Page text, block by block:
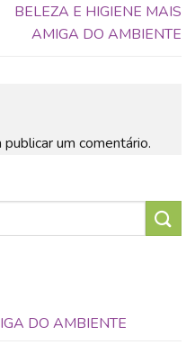
BELEZA E HIGIENE MAIS
AMIGA DO AMBIENTE
publicar um comentário.
DO AMBIENTE